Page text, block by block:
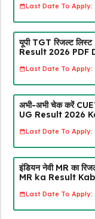
Last Date To Apply:
यूपी TGT रिजल्ट
Result 2026 PDF
Last Date To Apply:
अभी-अभी चेक करें
UG Result 2026
Last Date To Apply:
इंडियन नेवी MR का
MR ka Result
Last Date To Apply: